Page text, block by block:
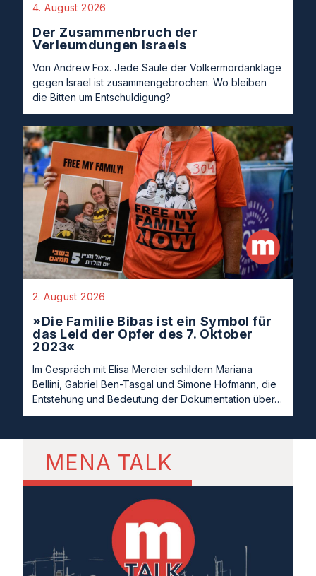
4. August 2026
Der Zusammenbruch der
Verleumdungen Israels
Von Andrew Fox. Jede Säule der Völkermordanklage
gegen Israel ist zusammengebrochen. Wo bleiben
die Bitten um Entschuldigung?
2. August 2026
»Die Familie Bibas ist ein Symbol für
das Leid der Opfer des 7. Oktober
2023«
Im Gespräch mit Elisa Mercier schildern Mariana
Bellini, Gabriel Ben-Tasgal und Simone Hofmann, die
Entstehung und Bedeutung der Dokumentation über…
MENA TALK